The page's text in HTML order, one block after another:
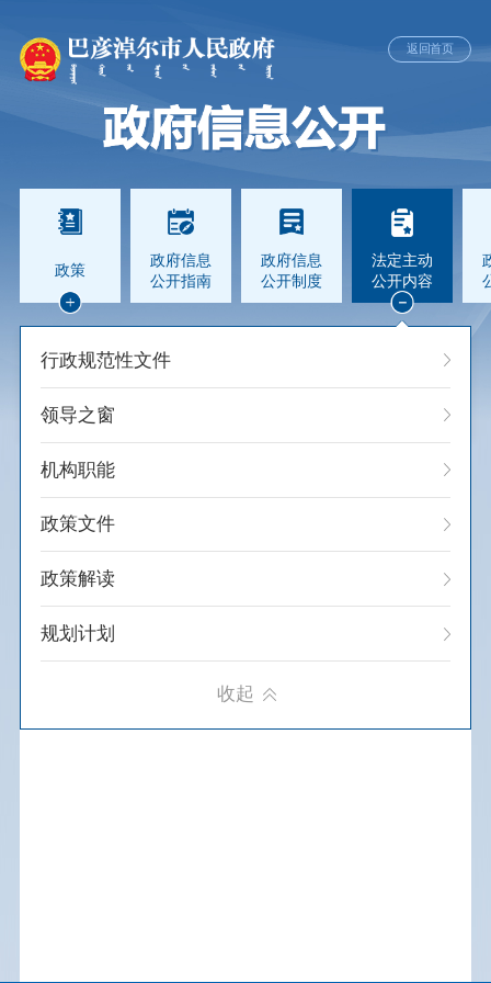
返回首页
政策
政府信息
公开指南
政府信息
公开制度
法定主动
公开内容
行政规范性文件
领导之窗
机构职能
政策文件
政策解读
规划计划
收起
行政事业性收费
内蒙古自治区考试考务费目录清单
巴彦淖尔市行政事业性收费目录清单